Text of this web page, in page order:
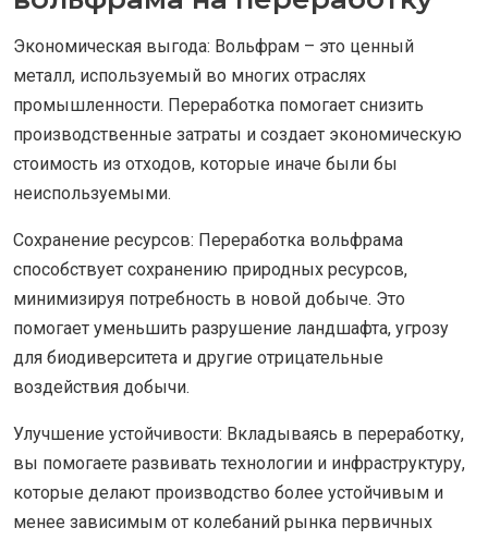
Экономическая выгода: Вольфрам – это ценный
металл, используемый во многих отраслях
промышленности. Переработка помогает снизить
производственные затраты и создает экономическую
стоимость из отходов, которые иначе были бы
неиспользуемыми.
Сохранение ресурсов: Переработка вольфрама
способствует сохранению природных ресурсов,
минимизируя потребность в новой добыче. Это
помогает уменьшить разрушение ландшафта, угрозу
для биодиверситета и другие отрицательные
воздействия добычи.
Улучшение устойчивости: Вкладываясь в переработку,
вы помогаете развивать технологии и инфраструктуру,
которые делают производство более устойчивым и
менее зависимым от колебаний рынка первичных